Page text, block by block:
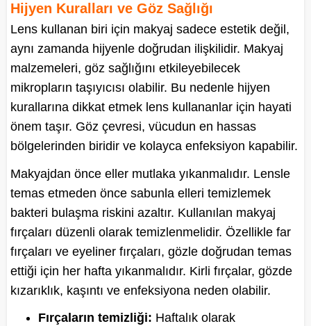
Hijyen Kuralları ve Göz Sağlığı
Lens kullanan biri için makyaj sadece estetik değil,
aynı zamanda hijyenle doğrudan ilişkilidir. Makyaj
malzemeleri, göz sağlığını etkileyebilecek
mikropların taşıyıcısı olabilir. Bu nedenle hijyen
kurallarına dikkat etmek lens kullananlar için hayati
önem taşır. Göz çevresi, vücudun en hassas
bölgelerinden biridir ve kolayca enfeksiyon kapabilir.
Makyajdan önce eller mutlaka yıkanmalıdır. Lensle
temas etmeden önce sabunla elleri temizlemek
bakteri bulaşma riskini azaltır. Kullanılan makyaj
fırçaları düzenli olarak temizlenmelidir. Özellikle far
fırçaları ve eyeliner fırçaları, gözle doğrudan temas
ettiği için her hafta yıkanmalıdır. Kirli fırçalar, gözde
kızarıklık, kaşıntı ve enfeksiyona neden olabilir.
Fırçaların temizliği: Haftalık olarak